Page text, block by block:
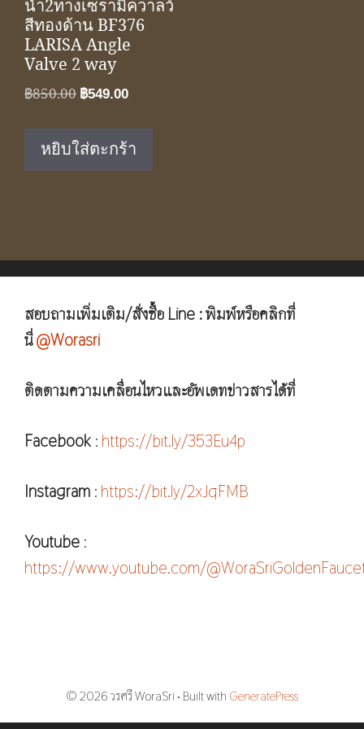
น้ำ2ทางเซรามิควาลว์
สีทองด้าน BF376
LARISA Angle
Valve 2 way
฿850.00 Original
was:
฿850.00.
฿549.00Current
฿549.00.
หยิบใส่ตะกร้า
สอบถามเพิ่มเติม/สั่งซื้อ Line : พิมพ์หรือคลิกที่
นี่@Worasri
ติดตามความเคลื่อนไหวและอัพเดทข่าวสารได้ที่
Facebook : https://bit.ly/353Eu4p
Instagram : https://bit.ly/2xJqFMB
Youtube :
https://www.youtube.com/
© 2026 วรศรี WoraSri • Built with GeneratePress